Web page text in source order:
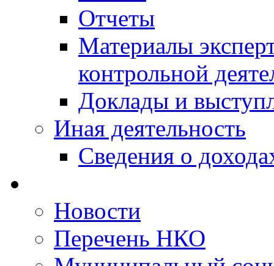
Отчеты
Материалы
контрольной
Доклады и
Иная деятельность
Сведения о
Новости
Перечень НКО